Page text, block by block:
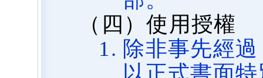
（四）使用授權
除非事先經
以正式書面